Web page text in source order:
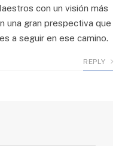
con un visión más
una gran prespectiva que
a seguir en ese camino.
REPLY